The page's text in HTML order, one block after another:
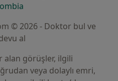
© 2026 - Doktor bul ve
al
alan görüşler, ilgili
veya dolaylı emri,